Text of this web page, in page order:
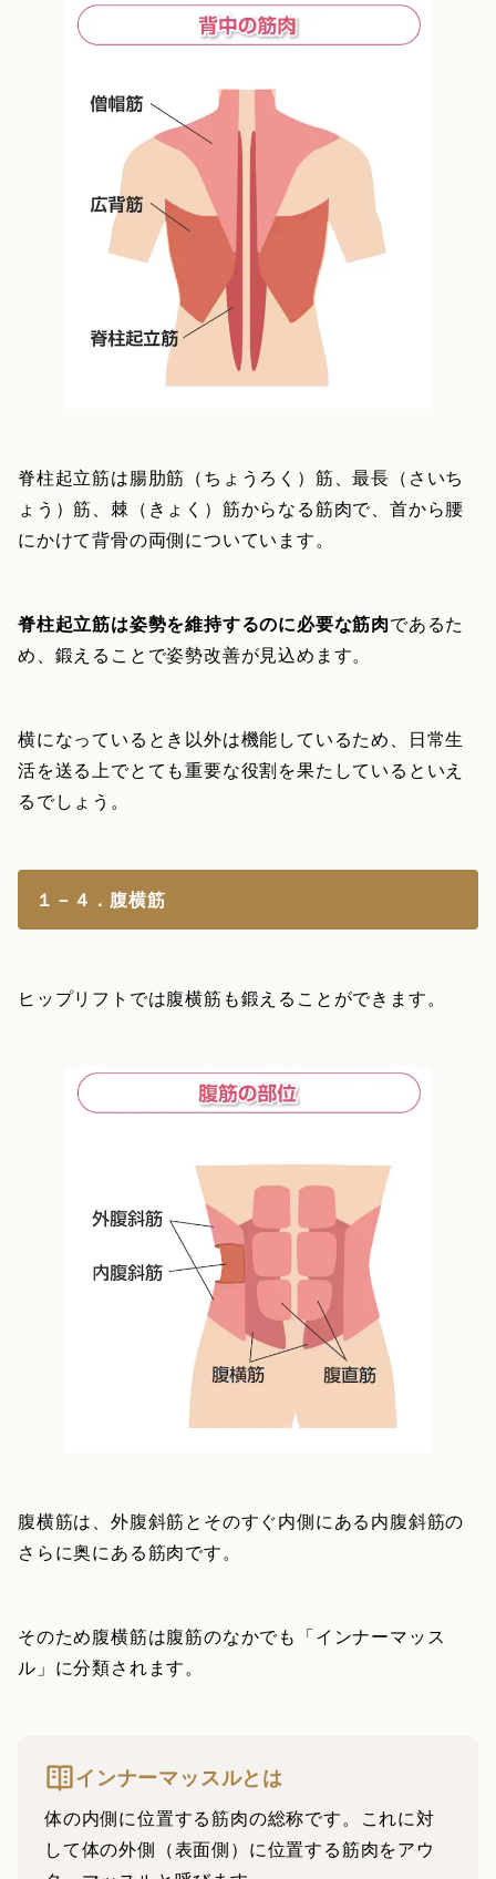
脊柱起立筋は腸肋筋（ちょうろく）筋、最長（さいち
ょう）筋、棘（きょく）筋からなる筋肉で、首から腰
にかけて背骨の両側についています。
脊柱起立筋は姿勢を維持するのに必要な筋肉であるた
め、鍛えることで姿勢改善が見込めます。
横になっているとき以外は機能しているため、日常生
活を送る上でとても重要な役割を果たしているといえ
るでしょう。
１－４．腹横筋
ヒップリフトでは腹横筋も鍛えることができます。
腹横筋は、外腹斜筋とそのすぐ内側にある内腹斜筋の
さらに奥にある筋肉です。
そのため腹横筋は腹筋のなかでも「インナーマッス
ル」に分類されます。
インナーマッスルとは
体の内側に位置する筋肉の総称です。これに対
して体の外側（表面側）に位置する筋肉をアウ